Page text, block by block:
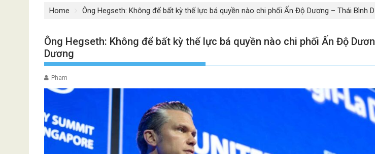
Home Ông Hegseth: Không để bất kỳ thế lực bá quyền nào chi phối Ấn Độ Dương – Thái Bình
Ông Hegseth: Không để bất kỳ thế lực bá quyền nào chi phối Ấn Độ
Dương
Pham